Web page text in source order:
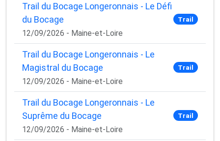
Trail du Bocage Longeronnais - Le Défi
du Bocage
12/09/2026 - Maine-et-Loire
Trail
Trail du Bocage Longeronnais - Le
Magistral du Bocage
12/09/2026 - Maine-et-Loire
Trail
Trail du Bocage Longeronnais - Le
Suprême du Bocage
12/09/2026 - Maine-et-Loire
Trail